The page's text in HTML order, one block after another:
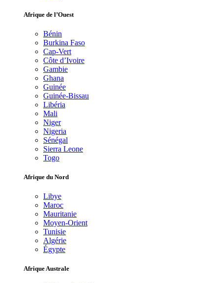
Afrique de l’Ouest
Bénin
Burkina Faso
Cap-Vert
Côte d’Ivoire
Gambie
Ghana
Guinée
Guinée-Bissau
Libéria
Mali
Niger
Nigeria
Sénégal
Sierra Leone
Togo
Afrique du Nord
Libye
Maroc
Mauritanie
Moyen-Orient
Tunisie
Algérie
Égypte
Afrique Australe